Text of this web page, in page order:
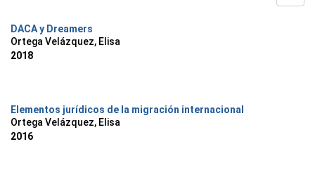
DACA y Dreamers
Ortega Velázquez, Elisa
2018
Elementos jurídicos de la migración internacional
Ortega Velázquez, Elisa
2016